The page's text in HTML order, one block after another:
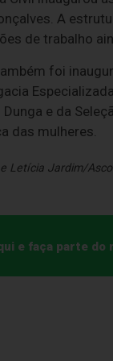
A
de trabalho
foi
e da
das mulheres.
Letícia Jardim/
e faça parte do